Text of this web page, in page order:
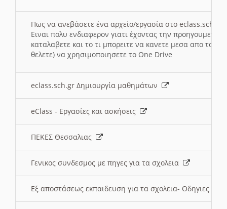
Πως να ανεβάσετε ένα αρχείο/εργασία στο eclass.sch.gr
Ειναι πολυ ενδιαφερον γιατι έχοντας την
καταλαβετε και το τι μπορειτε να κανετε μεσα απο το
θελετε) να χρησιμοποιησετε το One Drive
eclass.sch.gr Δημιουργία μαθημάτων
eClass - Εργασίες και ασκήσεις
ΠΕΚΕΣ Θεσσαλιας
Γενικος συνδεσμος με πηγες για τα σχολεια
Εξ αποστάσεως εκπαιδευση για τα σχολεια- Οδηγιες